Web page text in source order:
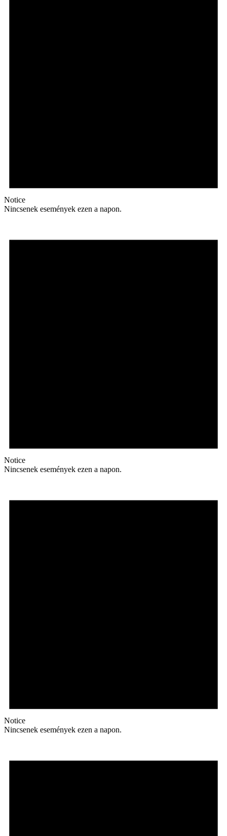
Notice
Nincsenek események ezen a napon.
Notice
Nincsenek események ezen a napon.
Notice
Nincsenek események ezen a napon.